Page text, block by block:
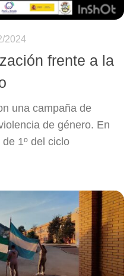
2024
frente a la
una campaña de
de género. En
1º del ciclo